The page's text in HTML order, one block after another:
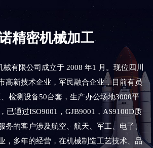
精密机械加工
械有限公司成立于 2008 年1 月。现位四川
高新技术企业，军民融合企业，目前有员
检测设备50台套，生产办公场地3000平
已通过ISO9001，GJB9001，AS9100D质
务的客户涉及航空、航天、军工、电子、
，多年的经营，在机械制造工艺技术、品